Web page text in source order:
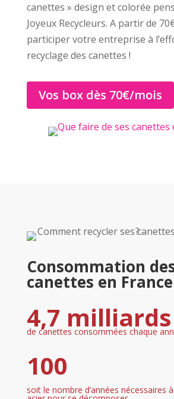
canettes » design et colorée
Joyeux Recycleurs. A partir de
participer votre entreprise à
recyclage des canettes !
Vos box dès 70€/mois
Consommation
canettes en France
4,7 milliards
de canettes consommées chaque
100
soit le nombre d’années nécessaires